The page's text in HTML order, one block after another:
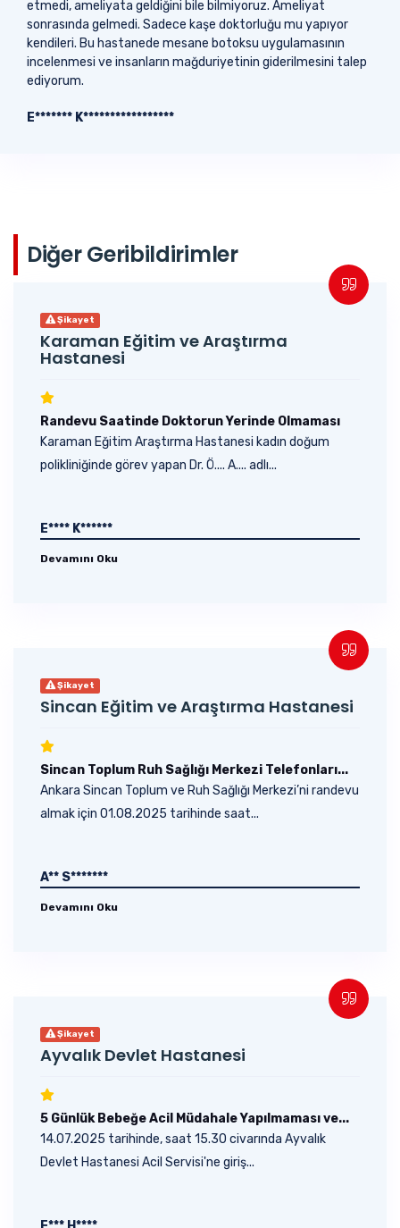
etmedi, ameliyata geldiğini bile bilmiyoruz. Ameliyat
sonrasında gelmedi. Sadece kaşe doktorluğu mu yapıyor
kendileri. Bu hastanede mesane botoksu uygulamasının
incelenmesi ve insanların mağduriyetinin giderilmesini talep
ediyorum.
E******* K*****************
Diğer Geribildirimler
Şikayet
Karaman Eğitim ve Araştırma
Hastanesi
Randevu Saatinde Doktorun Yerinde Olmaması
Karaman Eğitim Araştırma Hastanesi kadın doğum
polikliniğinde görev yapan Dr. Ö.... A.... adlı...
E**** K******
Devamını Oku
Şikayet
Sincan Eğitim ve Araştırma Hastanesi
Sincan Toplum Ruh Sağlığı Merkezi Telefonları...
Ankara Sincan Toplum ve Ruh Sağlığı Merkezi’ni randevu
almak için 01.08.2025 tarihinde saat...
A** S*******
Devamını Oku
Şikayet
Ayvalık Devlet Hastanesi
5 Günlük Bebeğe Acil Müdahale Yapılmaması ve...
14.07.2025 tarihinde, saat 15.30 civarında Ayvalık
Devlet Hastanesi Acil Servisi'ne giriş...